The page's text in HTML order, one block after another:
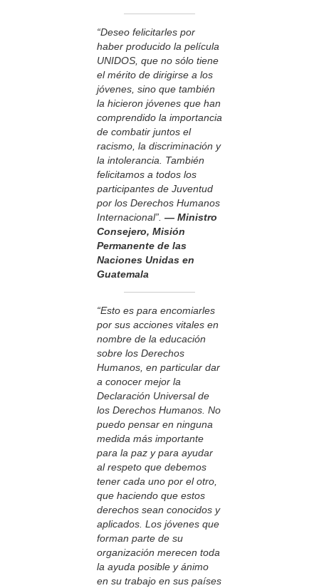
“Deseo felicitarles por
haber producido la película
UNIDOS, que no sólo tiene
el mérito de dirigirse a los
jóvenes, sino que también
la hicieron jóvenes que han
comprendido la importancia
de combatir juntos el
racismo, la discriminación y
la intolerancia. También
felicitamos a todos los
participantes de Juventud
por los Derechos Humanos
Internacional”. — Ministro
Consejero, Misión
Permanente de las
Naciones Unidas en
Guatemala
“Esto es para encomiarles
por sus acciones vitales en
nombre de la educación
sobre los Derechos
Humanos, en particular dar
a conocer mejor la
Declaración Universal de
los Derechos Humanos. No
puedo pensar en ninguna
medida más importante
para la paz y para ayudar
al respeto que debemos
tener cada uno por el otro,
que haciendo que estos
derechos sean conocidos y
aplicados. Los jóvenes que
forman parte de su
organización merecen toda
la ayuda posible y ánimo
en su trabajo en sus países